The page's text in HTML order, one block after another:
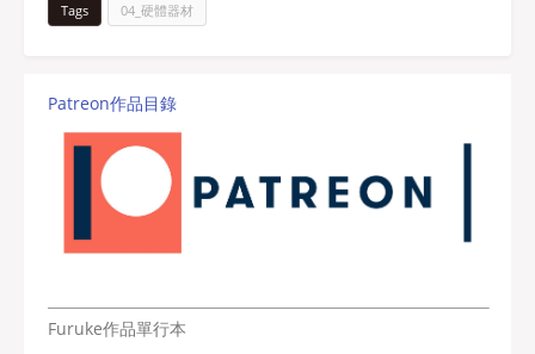
Tags 04_硬體器材
Patreon作品目錄
Furuke作品單行本